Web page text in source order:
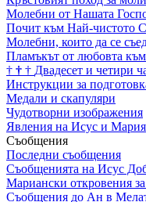
Молебни от Нашата
Почит към Най-чистото
Молебни, които да се
Пламъкът от любовта
† † † Двадесет и четири
Инструкции за
Медали и скапуляри
Чудотворни изображения
Явления на Исус и Мария
Съобщения
Последни съобщения
Съобщенията на Исус
Мариански откровения
Съобщения до Ан в